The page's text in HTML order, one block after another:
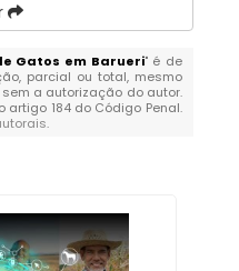
Gatos em Barueri" é de
parcial ou total, mesmo
a autorização do autor.
artigo 184 do Código Penal.
.